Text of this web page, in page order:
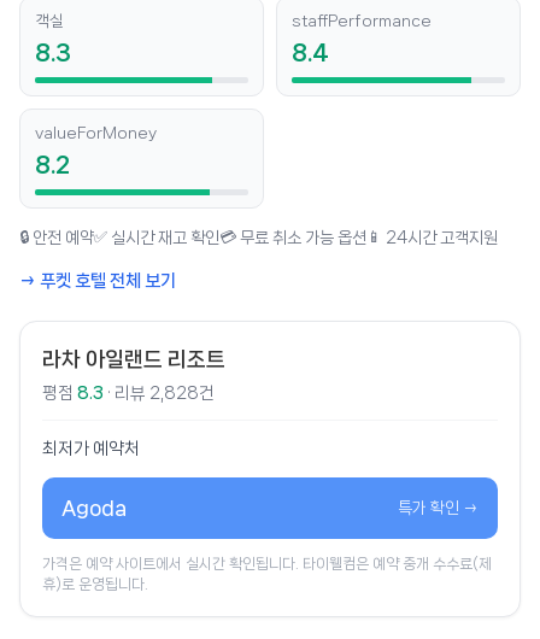
객실
8.3
staffPerformance
8.4
valueForMoney
8.2
🔒 안전 예약✅ 실시간 재고 확인 💳 무료 취소 가능 옵션 📱 24시간 고객지원
→ 푸켓 호텔 전체 보기
라차 아일랜드 리조트
평점 8.3 · 리뷰 2,828건
최저가 예약처
Agoda 특가 확인 →
가격은 예약 사이트에서 실시간 확인됩니다. 타이웰컴은 예약 중개 수수료(제
휴)로 운영됩니다.